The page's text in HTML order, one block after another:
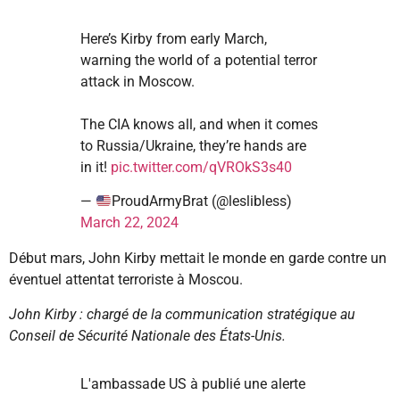
Here’s Kirby from early March,
warning the world of a potential terror
attack in Moscow.
The CIA knows all, and when it comes
to Russia/Ukraine, they’re hands are
in it! pic.twitter.com/qVROkS3s40
—
ProudArmyBrat (@leslibless)
March 22, 2024
Début mars, John Kirby mettait le monde en garde contre un
éventuel attentat terroriste à Moscou.
John Kirby : chargé de la communication stratégique au
Conseil de Sécurité Nationale des États-Unis.
L'ambassade US à publié une alerte